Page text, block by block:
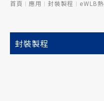
首頁 應用 封裝製程 eWLB
封裝製程